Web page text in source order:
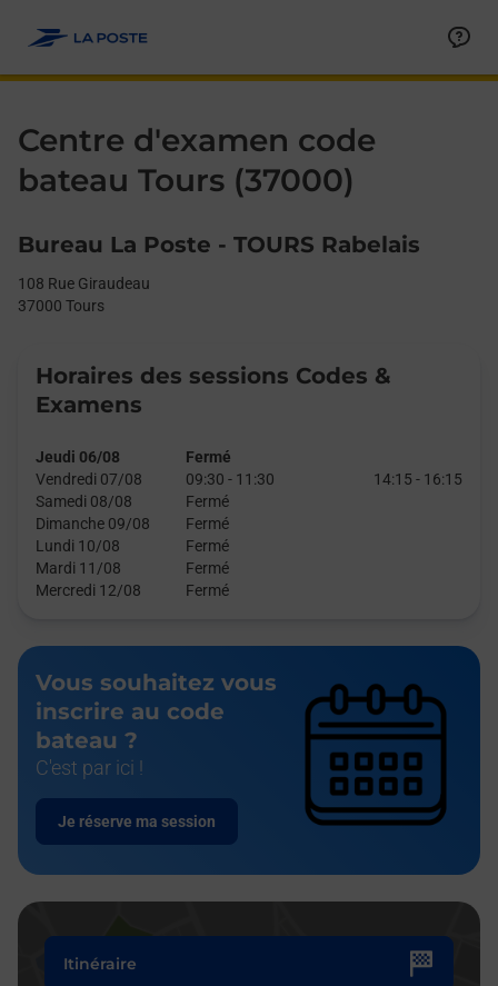
Centre d'examen code
bateau Tours (37000)
Bureau La Poste - TOURS Rabelais
108 Rue Giraudeau
37000 Tours
Horaires des sessions Codes &
Examens
Jeudi 06/08
Fermé
Vendredi 07/08
09:30 - 11:30 14:15 - 16:15
Samedi 08/08
Fermé
Dimanche 09/08
Fermé
Lundi 10/08
Fermé
Mardi 11/08
Fermé
Mercredi 12/08
Fermé
Vous souhaitez vous
inscrire au code
bateau ?
C'est par ici !
Je réserve ma session
Itinéraire